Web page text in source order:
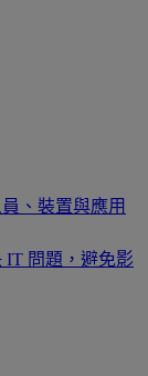
、裝置與應用
IT 問題，避免影